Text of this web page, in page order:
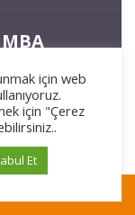
için web
için "Çerez
Et